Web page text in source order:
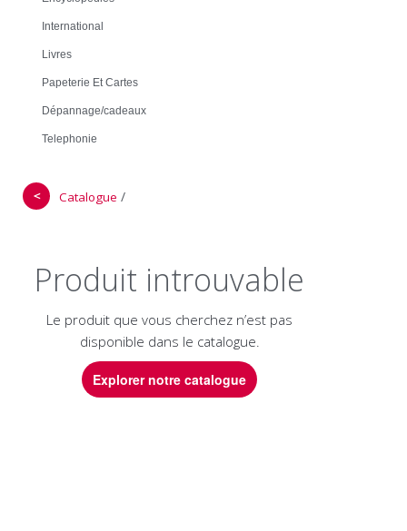
International
Livres
Papeterie Et Cartes
Dépannage/cadeaux
Telephonie
＜ Catalogue /
Produit introuvable
Le produit que vous cherchez n’est pas
disponible dans le catalogue.
Explorer notre catalogue